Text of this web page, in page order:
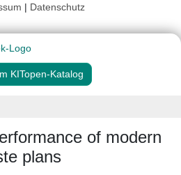
| Datenschutz
KITopen-Katalog
of modern
plans